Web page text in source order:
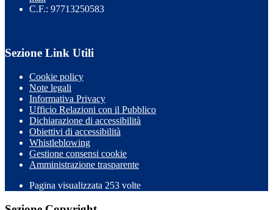
C.F.: 97713250583
Sezione Link Utili
Cookie policy
Note legali
Informativa Privacy
Ufficio Relazioni con il Pubblico
Dichiarazione di accessibilità
Obiettivi di accessibilità
Whistleblowing
Gestione consensi cookie
Amministrazione trasparente
Pagina visualizzata 253 volte